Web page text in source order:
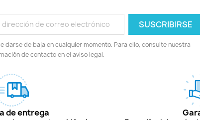
darse de baja en cualquier momento. Para ello, consulte nuestra
de contacto en el aviso legal.
de entrega